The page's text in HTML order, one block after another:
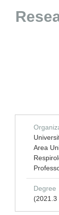
Area
Degree
(2021.3